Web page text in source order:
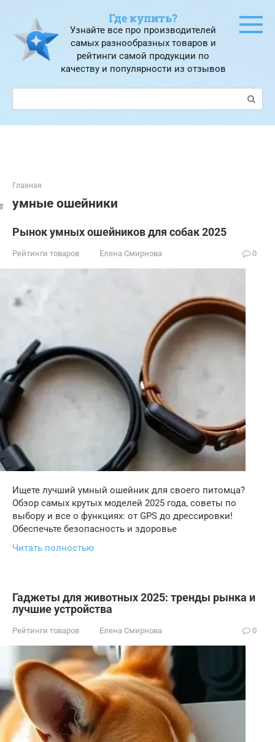
контенту
Где купить?
Узнайте все про производителей
самых разнообразных товаров и
рейтинги самой продукции по
качеству и популярности из отзывов
Поиск:
Главная
умные ошейники
Рынок умных ошейников для собак 2025
Рейтинги товаров Елена Смирнова 0
Ищете лучший умный ошейник для своего питомца?
Обзор самых крутых моделей 2025 года, советы по
выбору и все о функциях: от GPS до дрессировки!
Обеспечьте безопасность и здоровье
Читать полностью
Гаджеты для животных 2025: тренды рынка и
лучшие устройства
Рейтинги товаров Елена Смирнова 0